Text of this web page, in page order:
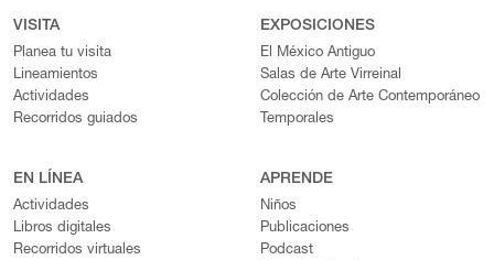
VISITA
Planea tu visita
Lineamientos
Actividades
Recorridos guiados
EXPOSICIONES
El México Antiguo
Salas de Arte Virreinal
Colección de Arte Contemporáneo
Temporales
EN LÍNEA
Actividades
Libros digitales
Recorridos virtuales
APRENDE
Niños
Publicaciones
Podcast